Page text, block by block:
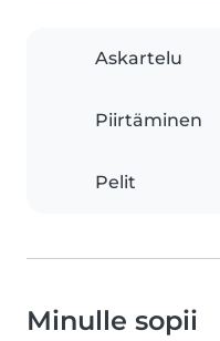
Askartelu
Piirtäminen
Pelit
Minulle sopii